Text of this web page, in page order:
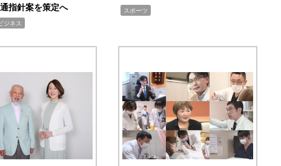
指針案を策定へ
ジネス
スポーツ